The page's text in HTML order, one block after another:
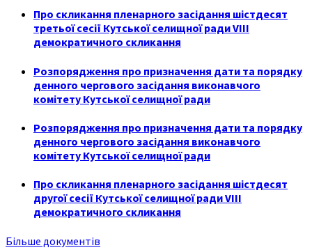
Про скликання пленарного засідання шістдесят
третьої сесії Кутської селищної ради VIII
демократичного скликання
Розпорядження про призначення дати та порядку
денного чергового засідання виконавчого
комітету Кутської селищної ради
Розпорядження про призначення дати та порядку
денного чергового засідання виконавчого
комітету Кутської селищної ради
Про скликання пленарного засідання шістдесят
другої сесії Кутської селищної ради VIII
демократичного скликання
Більше документів